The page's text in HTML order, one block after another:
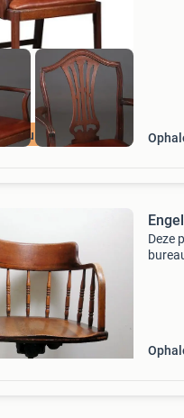
nu de SALE
Deze